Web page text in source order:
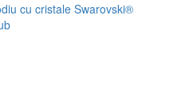
cu cristale Swarovski®